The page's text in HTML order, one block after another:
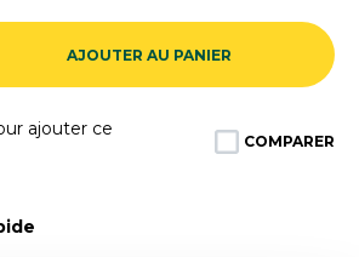
AJOUTER AU PANIER
ajouter ce
COMPARER